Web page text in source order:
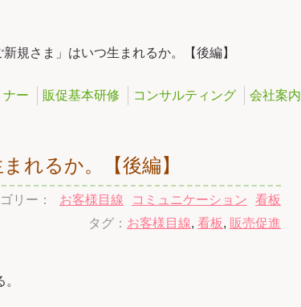
新規さま」はいつ生まれるか。【後編】
ナー 販促基本研修 コンサルティング 会社案内
れるか。【後編】
リー： お客様目線 コミュニケーション
看板
タグ： お客様目線, 看板, 販売促進